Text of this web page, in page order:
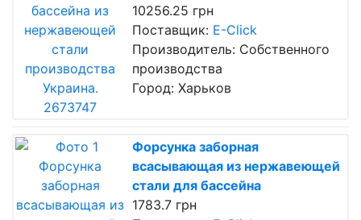
10256.25 грн
Поставщик: E-Click
Производитель: Собственного
производства
Город: Харьков
Форсунка заборная
всасывающая из нержавеющей
стали для бассейна
1783.7 грн